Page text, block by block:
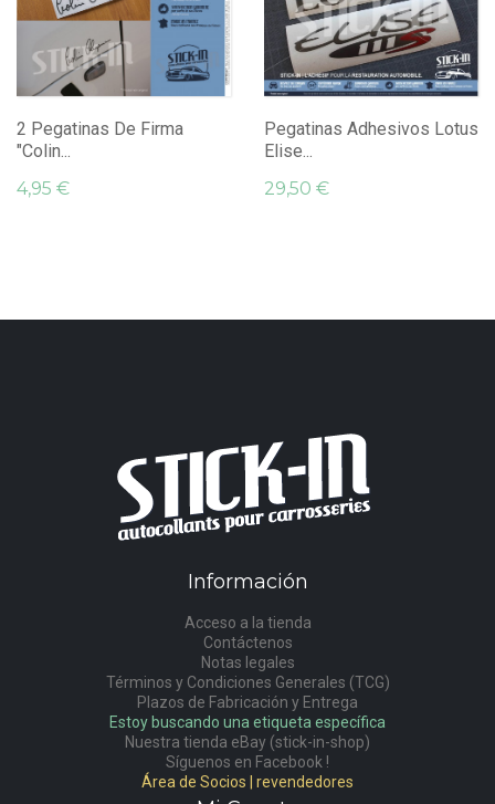
2 Pegatinas De Firma
"Colin...
4,95 €
Pegatinas Adhesivos Lotus
Elise...
29,50 €
Información
Acceso a la tienda
Contáctenos
Notas legales
Términos y Condiciones Generales (TCG)
Plazos de Fabricación y Entrega
Estoy buscando una etiqueta específica
Nuestra tienda eBay (stick-in-shop)
Síguenos en Facebook !
Área de Socios | revendedores